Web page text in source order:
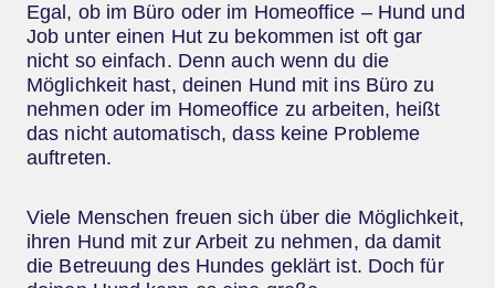
Egal, ob im Büro oder im Homeoffice – Hund und
Job unter einen Hut zu bekommen ist oft gar
nicht so einfach. Denn auch wenn du die
Möglichkeit hast, deinen Hund mit ins Büro zu
nehmen oder im Homeoffice zu arbeiten, heißt
das nicht automatisch, dass keine Probleme
auftreten.
Viele Menschen freuen sich über die Möglichkeit,
ihren Hund mit zur Arbeit zu nehmen, da damit
die Betreuung des Hundes geklärt ist. Doch für